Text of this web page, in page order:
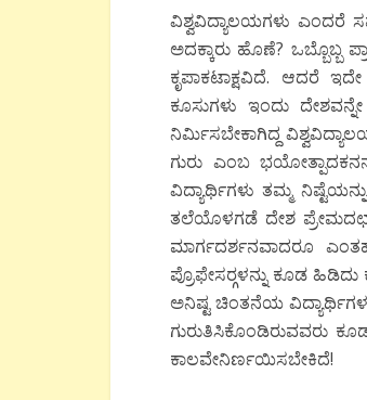
ವಿಶ್ವವಿದ್ಯಾಲಯಗಳು ಎಂದರೆ
ಅದಕ್ಕಾರು ಹೊಣೆ?
ಕೃಪಾಕಟಾಕ್ಷವಿದೆ. ಆದರೆ
ಕೂಸುಗಳು ಇಂದು ದೇಶವನ್ನೇ
ನಿರ್ಮಿಸಬೇಕಾಗಿದ್ದ
ಗುರು ಎಂಬ
ವಿದ್ಯಾರ್ಥಿಗಳು ತಮ್ಮ
ತಲೆಯೊಳಗಡೆ ದೇಶ
ಮಾರ್ಗದರ್ಶನವಾದರೂ
ಪ್ರೊಫೇಸರ್‍ಗಳನ್ನು ಕೂಡ
ಅನಿಷ್ಟ ಚಿಂತನೆಯ
ಗುರುತಿಸಿಕೊಂಡಿರುವವರು
ಕಾಲವೇನಿರ್ಣಯಿಸಬೇಕಿದೆ!